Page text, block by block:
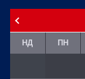
НД ПН